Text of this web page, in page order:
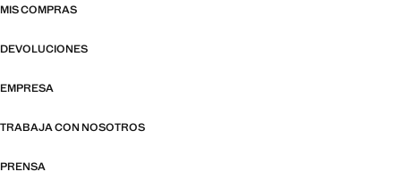
MIS COMPRAS
DEVOLUCIONES
EMPRESA
TRABAJA CON NOSOTROS
PRENSA